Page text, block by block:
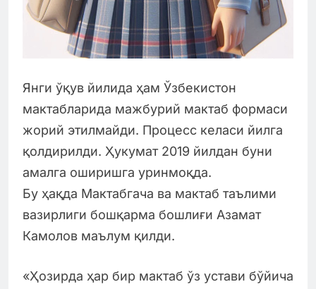
Янги ўқув йилида ҳам Ўзбекистон
мактабларида мажбурий мактаб формаси
жорий этилмайди. Процесс келаси йилга
қолдирилди. Ҳукумат 2019 йилдан буни
амалга оширишга уринмоқда.
Бу ҳақда Мактабгача ва мактаб таълими
вазирлиги бошқарма бошлиғи Азамат
Камолов маълум қилди.
«Ҳозирда ҳар бир мактаб ўз устави бўйича